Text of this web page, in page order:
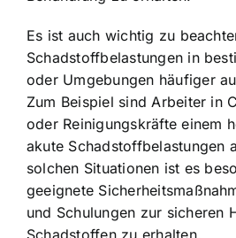
Es ist auch wichtig zu
Schadstoffbelastungen in
oder Umgebungen häufiger
Zum Beispiel sind Arbeiter in
oder Reinigungskräfte einem
akute Schadstoffbelastungen
solchen Situationen ist es
geeignete
und Schulungen zur sicheren